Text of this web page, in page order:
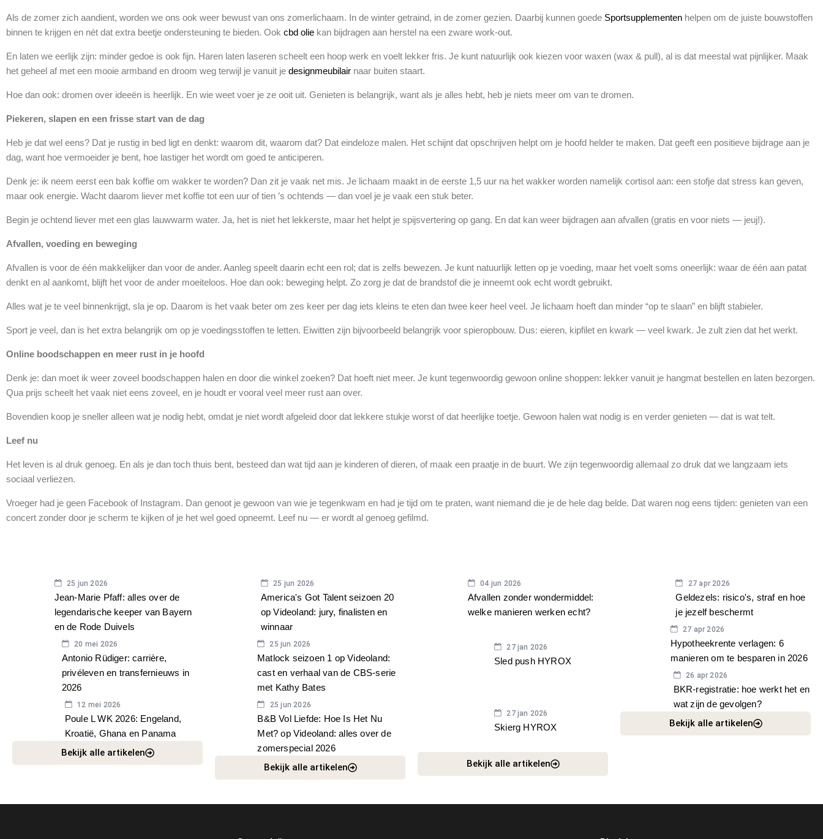
Als de zomer zich aandient, worden we ons ook weer bewust van ons zomerlichaam. In de winter getraind, in de zomer gezien. Daarbij kunnen goede Sportsupplementen helpen om de juiste bouwstoffen
binnen te krijgen en nét dat extra beetje ondersteuning te bieden. Ook cbd olie kan bijdragen aan herstel na een zware work-out.
En laten we eerlijk zijn: minder gedoe is ook fijn. Haren laten laseren scheelt een hoop werk en voelt lekker fris. Je kunt natuurlijk ook kiezen voor waxen (wax & pull), al is dat meestal wat pijnlijker. Maak
het geheel af met een mooie armband en droom weg terwijl je vanuit je designmeubilair naar buiten staart.
Hoe dan ook: dromen over ideeën is heerlijk. En wie weet voer je ze ooit uit. Genieten is belangrijk, want als je alles hebt, heb je niets meer om van te dromen.
Piekeren, slapen en een frisse start van de dag
Heb je dat wel eens? Dat je rustig in bed ligt en denkt: waarom dit, waarom dat? Dat eindeloze malen. Het schijnt dat opschrijven helpt om je hoofd helder te maken. Dat geeft een positieve bijdrage aan je
dag, want hoe vermoeider je bent, hoe lastiger het wordt om goed te anticiperen.
Denk je: ik neem eerst een bak koffie om wakker te worden? Dan zit je vaak net mis. Je lichaam maakt in de eerste 1,5 uur na het wakker worden namelijk cortisol aan: een stofje dat stress kan geven,
maar ook energie. Wacht daarom liever met koffie tot een uur of tien ’s ochtends — dan voel je je vaak een stuk beter.
Begin je ochtend liever met een glas lauwwarm water. Ja, het is niet het lekkerste, maar het helpt je spijsvertering op gang. En dat kan weer bijdragen aan afvallen (gratis en voor niets — jeuj!).
Afvallen, voeding en beweging
Afvallen is voor de één makkelijker dan voor de ander. Aanleg speelt daarin echt een rol; dat is zelfs bewezen. Je kunt natuurlijk letten op je voeding, maar het voelt soms oneerlijk: waar de één aan patat
denkt en al aankomt, blijft het voor de ander moeiteloos. Hoe dan ook: beweging helpt. Zo zorg je dat de brandstof die je inneemt ook echt wordt gebruikt.
Alles wat je te veel binnenkrijgt, sla je op. Daarom is het vaak beter om zes keer per dag iets kleins te eten dan twee keer heel veel. Je lichaam hoeft dan minder “op te slaan” en blijft stabieler.
Sport je veel, dan is het extra belangrijk om op je voedingsstoffen te letten. Eiwitten zijn bijvoorbeeld belangrijk voor spieropbouw. Dus: eieren, kipfilet en kwark — veel kwark. Je zult zien dat het werkt.
Online boodschappen en meer rust in je hoofd
Denk je: dan moet ik weer zoveel boodschappen halen en door die winkel zoeken? Dat hoeft niet meer. Je kunt tegenwoordig gewoon online shoppen: lekker vanuit je hangmat bestellen en laten bezorgen.
Qua prijs scheelt het vaak niet eens zoveel, en je houdt er vooral veel meer rust aan over.
Bovendien koop je sneller alleen wat je nodig hebt, omdat je niet wordt afgeleid door dat lekkere stukje worst of dat heerlijke toetje. Gewoon halen wat nodig is en verder genieten — dat is wat telt.
Leef nu
Het leven is al druk genoeg. En als je dan toch thuis bent, besteed dan wat tijd aan je kinderen of dieren, of maak een praatje in de buurt. We zijn tegenwoordig allemaal zo druk dat we langzaam iets
sociaal verliezen.
Vroeger had je geen Facebook of Instagram. Dan genoot je gewoon van wie je tegenkwam en had je tijd om te praten, want niemand die je de hele dag belde. Dat waren nog eens tijden: genieten van een
concert zonder door je scherm te kijken of je het wel goed opneemt. Leef nu — er wordt al genoeg gefilmd.
25 jun 2026
Jean-Marie Pfaff: alles over de
legendarische keeper van Bayern
en de Rode Duivels
20 mei 2026
Antonio Rüdiger: carrière,
privéleven en transfernieuws in
2026
12 mei 2026
Poule L WK 2026: Engeland,
Kroatië, Ghana en Panama
Bekijk alle artikelen
25 jun 2026
America's Got Talent seizoen 20
op Videoland: jury, finalisten en
winnaar
25 jun 2026
Matlock seizoen 1 op Videoland:
cast en verhaal van de CBS-serie
met Kathy Bates
25 jun 2026
B&B Vol Liefde: Hoe Is Het Nu
Met? op Videoland: alles over de
zomerspecial 2026
Bekijk alle artikelen
04 jun 2026
Afvallen zonder wondermiddel:
welke manieren werken echt?
27 jan 2026
Sled push HYROX
27 jan 2026
Skierg HYROX
Bekijk alle artikelen
27 apr 2026
Geldezels: risico's, straf en hoe
je jezelf beschermt
27 apr 2026
Hypotheekrente verlagen: 6
manieren om te besparen in 2026
26 apr 2026
BKR-registratie: hoe werkt het en
wat zijn de gevolgen?
Bekijk alle artikelen